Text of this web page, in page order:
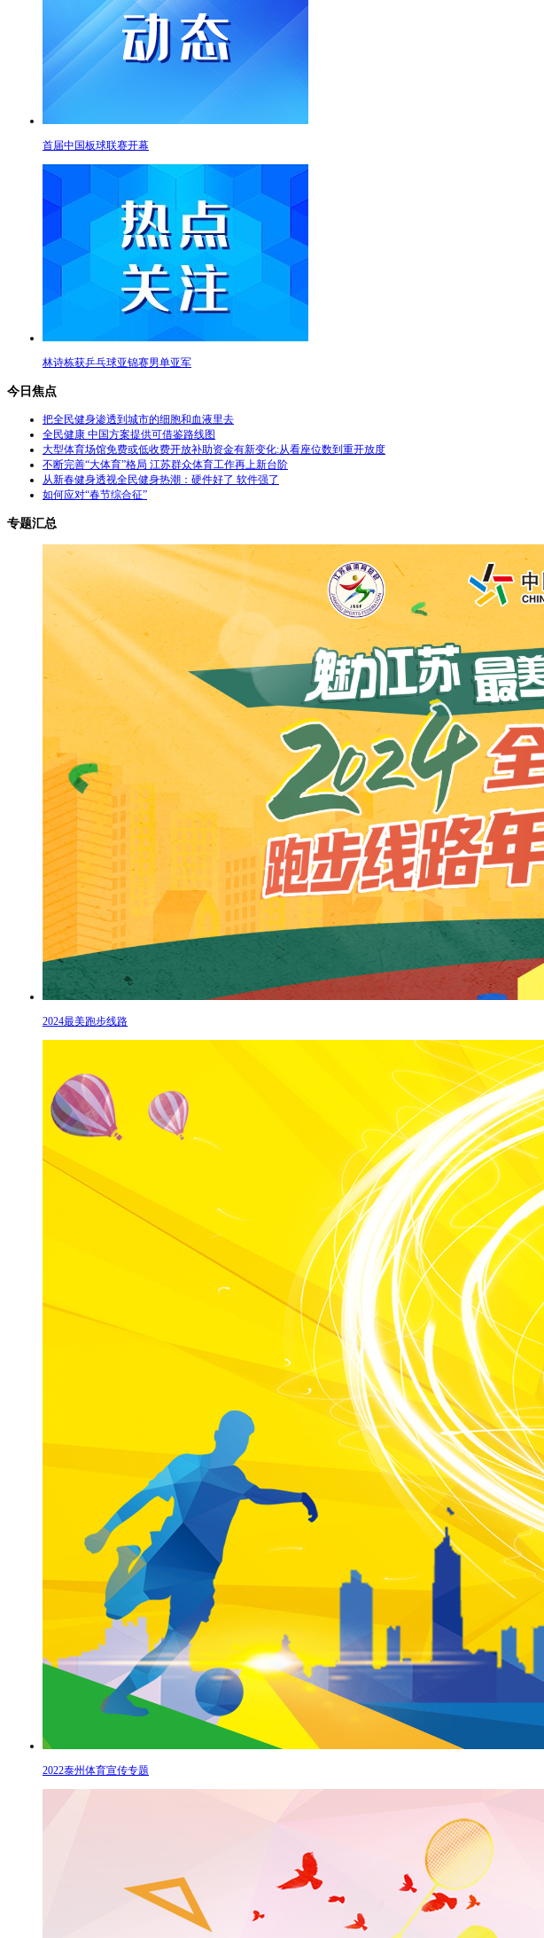
首届中国板球联赛开幕
林诗栋获乒乓球亚锦赛男单亚军
今日焦点
把全民健身渗透到城市的细胞和血液里去
全民健康 中国方案提供可借鉴路线图
大型体育场馆免费或低收费开放补助资金有新变化:从看座位数到重开放度
不断完善“大体育”格局 江苏群众体育工作再上新台阶
从新春健身透视全民健身热潮：硬件好了 软件强了
如何应对“春节综合征”
专题汇总
2024最美跑步线路
2022泰州体育宣传专题